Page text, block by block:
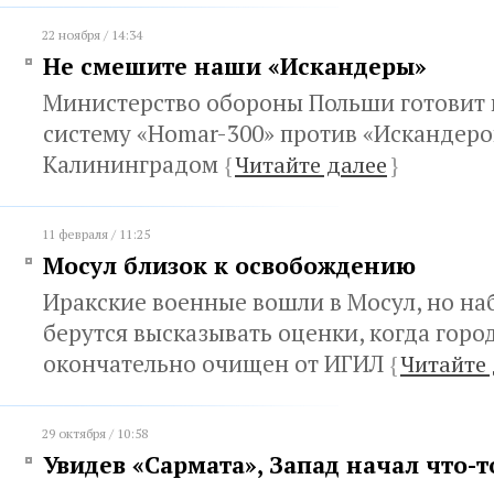
22 ноября / 14:34
Не смешите наши «Искандеры»
Министерство обороны Польши
систему «Homar-300» против
Калининградом {Читайте далее}
11 февраля / 11:25
Мосул близок к освобождению
Иракские военные вошли в Мосул, но
берутся высказывать оценки, когда
окончательно очищен от ИГИЛ {Читайте
29 октября / 10:58
Увидев «Сармата», Запад начал что-